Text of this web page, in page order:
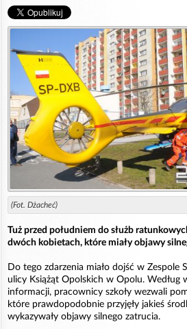
(Fot. Dżacheć)
Tuż przed południem do służb
dwóch kobietach, które miały objawy
Do tego zdarzenia miało dojść w Zespole
ulicy Książąt Opolskich w Opolu. Według
informacji, pracownicy szkoły wezwali
które prawdopodobnie przyjęły jakieś
wykazywały objawy silnego zatrucia.